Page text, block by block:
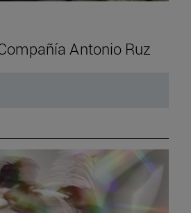
Antonio Ruz